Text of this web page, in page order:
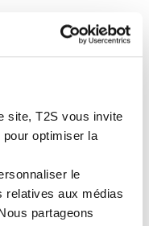
site, T2S vous invite
optimiser la
le
relatives aux médias
partageons
un
refroidissement
-7°C en quelques
température (effet